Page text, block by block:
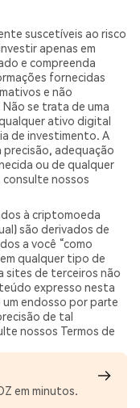
suscetíveis ao risco
apenas em
e compreenda
fornecidas
e não
se trata de uma
ativo digital
de investimento. A
adequação
ou de qualquer
consulte nossos
à criptomoeda
são derivados de
a você “como
qualquer tipo de
sites de terceiros não
expresso nesta
endosso por parte
de tal
nossos Termos de
em minutos.